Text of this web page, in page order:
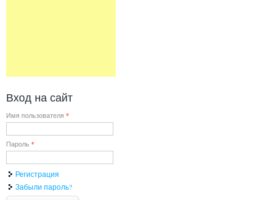
Вход на сайт
Имя пользователя *
Пароль *
Регистрация
Забыли пароль?